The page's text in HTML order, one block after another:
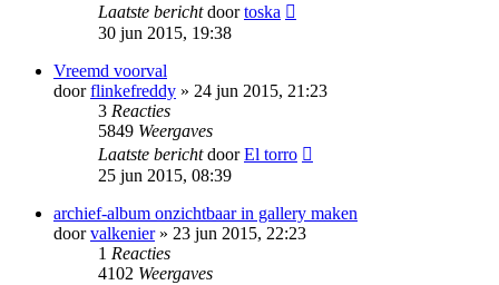
Laatste berichtdoortoska
30 jun 2015, 19:38
Vreemd voorval
doorflinkefreddy » 24 jun 2015, 21:23
3 Reacties
5849 Weergaves
Laatste berichtdoorEl torro
25 jun 2015, 08:39
archief-album onzichtbaar in gallery maken
doorvalkenier» 23 jun 2015, 22:23
1 Reacties
4102 Weergaves